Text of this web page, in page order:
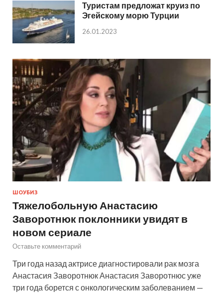
Туристам предложат круиз по
Эгейскому морю Турции
26.01.2023
ШОУБИЗ
Тяжелобольную Анастасию
Заворотнюк поклонники увидят в
новом сериале
Оставьте комментарий
Три года назад актрисе диагностировали рак мозга
Анастасия Заворотнюк Анастасия Заворотнюс уже
три года борется с онкологическим заболеванием —